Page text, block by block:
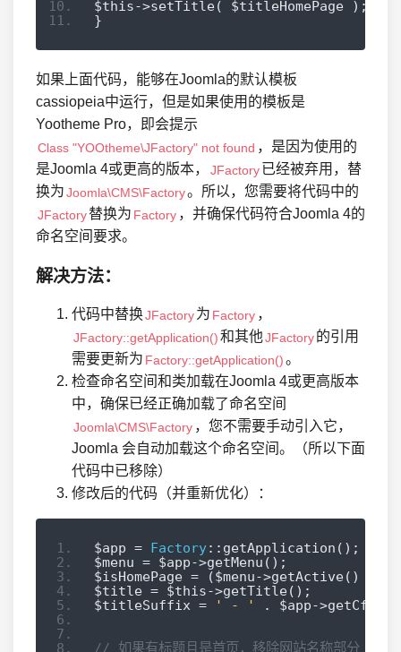
$this->setTitle ( $titleHomePage );
}
如果上面代码，能够在Joomla的默认模板
cassiopeia中运行，但是如果使用的模板是
Yootheme Pro，即会提示
Class "YOOtheme\JFactory" not found ，是因为使用的
是Joomla 4或更高的版本，
JFactory 已经被弃用，替
换为Joomla\CMS\Factory。所以，您需要将代码中的
JFactory替换为 Factory ，并确保代码符合Joomla 4的
命名空间要求。
解决方法：
代码中替换JFactory为 Factory ，
JFactory::getApplication()和其他JFactory的引用
需要更新为 Factory::getApplication()。
检查命名空间和类加载在Joomla 4或更高版本
中，确保已经正确加载了命名空间
Joomla\CMS\Factory ，您不需要手动引入它，
Joomla 会自动加载这个命名空间。（所以下面
代码中已移除）
修改后的代码（并重新优化）：
$app = Factory:: getApplication ();
$menu = $app->getMenu ();
$isHomePage = ($menu->getActive ()
$title = $this->getTitle ();
$titleSuffix = ' - ' . $app->getCfg
// 如果有标题且是首页，移除网站名称部分